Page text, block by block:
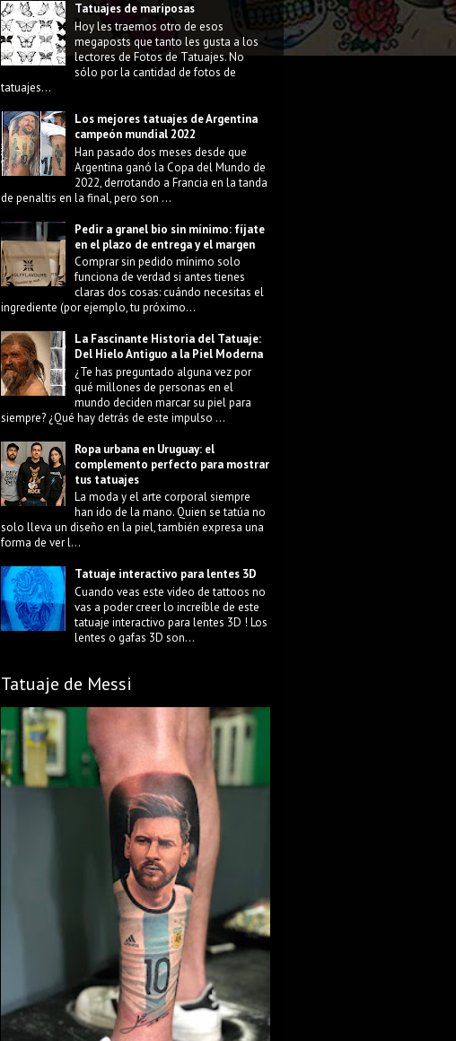
Tatuajes de mariposas
Hoy les traemos otro de esos
megaposts que tanto les gusta a los
lectores de Fotos de Tatuajes. No
sólo por la cantidad de fotos de
tatuajes...
Los mejores tatuajes de Argentina
campeón mundial 2022
Han pasado dos meses desde que
Argentina ganó la Copa del Mundo de
2022, derrotando a Francia en la tanda
de penaltis en la final, pero son ...
Pedir a granel bio sin mínimo: fíjate
en el plazo de entrega y el margen
Comprar sin pedido mínimo solo
funciona de verdad si antes tienes
claras dos cosas: cuándo necesitas el
ingrediente (por ejemplo, tu próximo...
La Fascinante Historia del Tatuaje:
Del Hielo Antiguo a la Piel Moderna
¿Te has preguntado alguna vez por
qué millones de personas en el
mundo deciden marcar su piel para
siempre? ¿Qué hay detrás de este impulso ...
Ropa urbana en Uruguay: el
complemento perfecto para mostrar
tus tatuajes
La moda y el arte corporal siempre
han ido de la mano. Quien se tatúa no
solo lleva un diseño en la piel, también expresa una
forma de ver l...
Tatuaje interactivo para lentes 3D
Cuando veas este video de tattoos no
vas a poder creer lo increíble de este
tatuaje interactivo para lentes 3D ! Los
lentes o gafas 3D son...
Tatuaje de Messi